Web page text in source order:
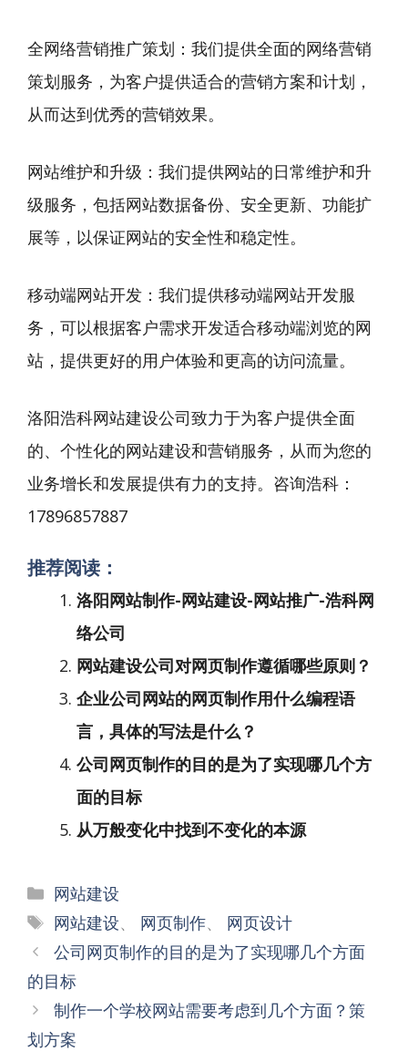
全网络营销推广策划：我们提供全面的网络营销
策划服务，为客户提供适合的营销方案和计划，
从而达到优秀的营销效果。
网站维护和升级：我们提供网站的日常维护和升
级服务，包括网站数据备份、安全更新、功能扩
展等，以保证网站的安全性和稳定性。
移动端网站开发：我们提供移动端网站开发服
务，可以根据客户需求开发适合移动端浏览的网
站，提供更好的用户体验和更高的访问流量。
洛阳浩科网站建设公司致力于为客户提供全面
的、个性化的网站建设和营销服务，从而为您的
业务增长和发展提供有力的支持。咨询浩科：
17896857887
推荐阅读：
洛阳网站制作-网站建设-网站推广-浩科网
络公司
网站建设公司对网页制作遵循哪些原则？
企业公司网站的网页制作用什么编程语
言，具体的写法是什么？
公司网页制作的目的是为了实现哪几个方
面的目标
从万般变化中找到不变化的本源
分
类
网站建设
标
签
网站建设、 网页制作、 网页设计
文
章
导
航
公司网页制作的目的是为了实现哪几个方面
的目标
制作一个学校网站需要考虑到几个方面？策
划方案